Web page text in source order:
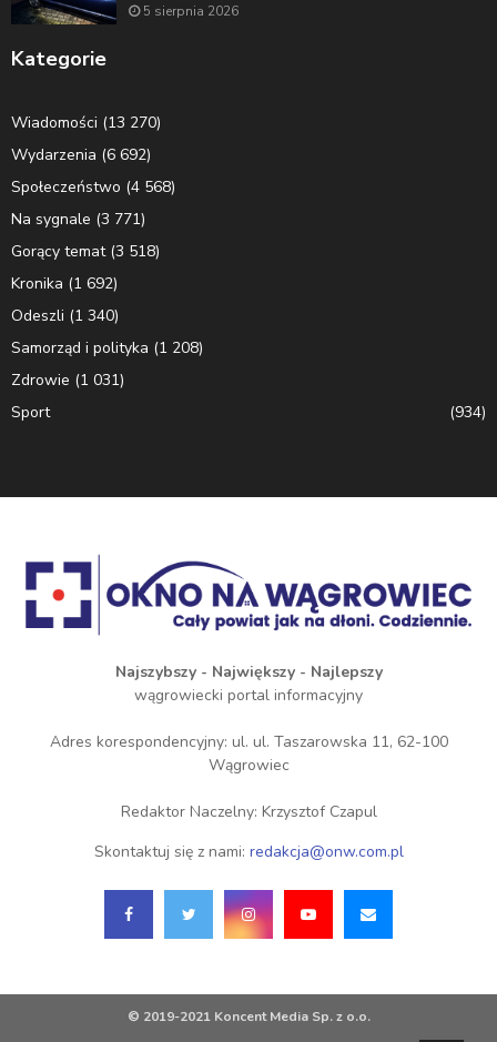
5 sierpnia 2026
Kategorie
Wiadomości (13 270)
Wydarzenia (6 692)
Społeczeństwo (4 568)
Na sygnale (3 771)
Gorący temat(3 518)
Kronika (1 692)
Odeszli (1 340)
Samorząd i polityka (1 208)
Zdrowie (1 031)
Sport
(934)
Najszybszy - Największy - Najlepszy
wągrowiecki portal informacyjny
Adres korespondencyjny: ul. ul. Taszarowska 11, 62-100
Wągrowiec
Redaktor Naczelny: Krzysztof Czapul
Skontaktuj się z nami: redakcja@onw.com.pl
© 2019-2021 Koncent Media Sp. z o.o.